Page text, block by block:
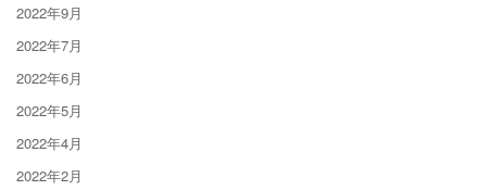
2022年9月
2022年7月
2022年6月
2022年5月
2022年4月
2022年2月